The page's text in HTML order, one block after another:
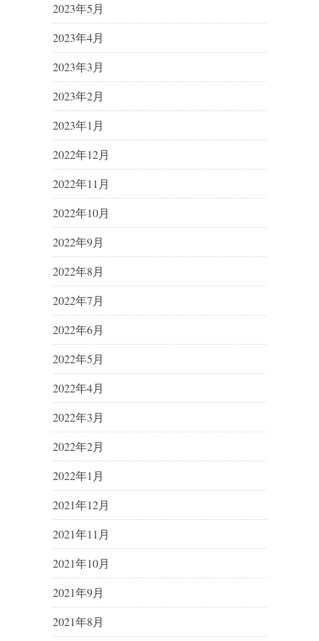
2023年5月
2023年4月
2023年3月
2023年2月
2023年1月
2022年12月
2022年11月
2022年10月
2022年9月
2022年8月
2022年7月
2022年6月
2022年5月
2022年4月
2022年3月
2022年2月
2022年1月
2021年12月
2021年11月
2021年10月
2021年9月
2021年8月